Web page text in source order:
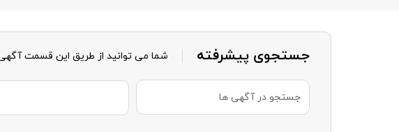
جستجوی پیشرفته شما می توانید از طریق این قسمت آگهی